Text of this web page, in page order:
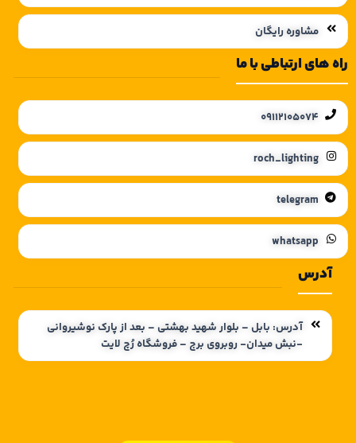
مشاوره رایگان
راه های ارتباطی با ما
09112105074
roch_lighting
telegram
whatsapp
آدرس
آدرس: بابل – بلوار شهید بهشتی – بعد از پارک نوشیروانی
-نبش میدان- روبروی برج – فروشگاه رُچ لایت